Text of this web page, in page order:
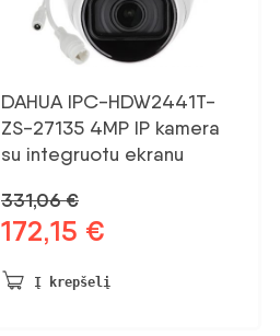
DAHUA IPC-HDW2441T-
ZS-27135 4MP IP kamera
su integruotu ekranu
331,06€
Pradinė
buvo:
172,15 €
172,15 €.
Į krepšelį